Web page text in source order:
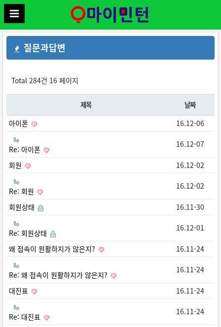
질문과답변
Total 284건 16 페이지
제목 날짜
아이폰 16.12-06
Re: 아이폰
16.12-07
회원 16.12-02
Re: 회원
16.12-02
회원상태 16.11-30
Re: 회원상태
16.12-01
왜 접속이 원활하지가 않은지? 16.11-24
Re: 왜 접속이 원활하지가 않은지?
16.11-24
대진표 16.11-24
Re: 대진표
16.11-24